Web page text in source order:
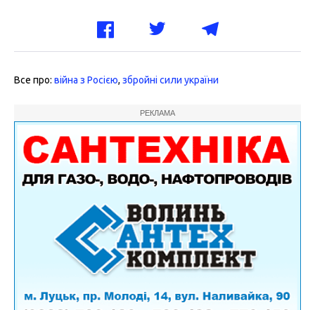
Все про: війна з Росією, збройні сили україни
РЕКЛАМА